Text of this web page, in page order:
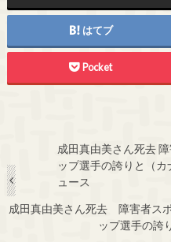
はてブ
Pocket
成田真由美さん死去
ップ選手の誇りと（
ュース
成田真由美さん死去 障害者ス
ップ選手の誇